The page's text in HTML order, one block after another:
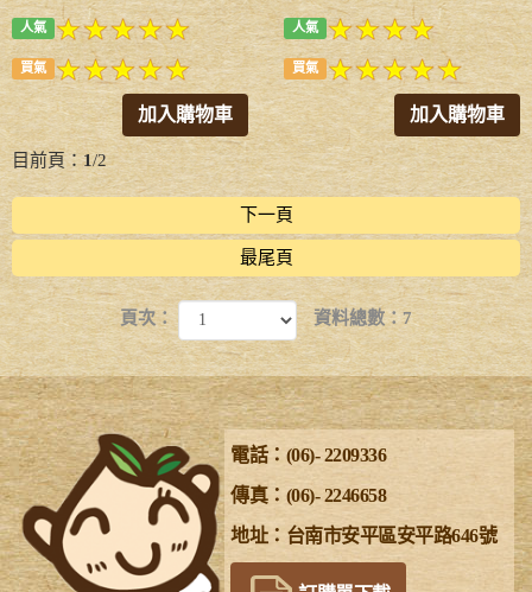
人氣
買氣
加入購物車
人氣
買氣
加入購物車
目前頁：1/2
下一頁
最尾頁
頁次： 資料總數：7
電話：(06)- 2209336
傳真：(06)- 2246658
地址：台南市安平區安平路646號